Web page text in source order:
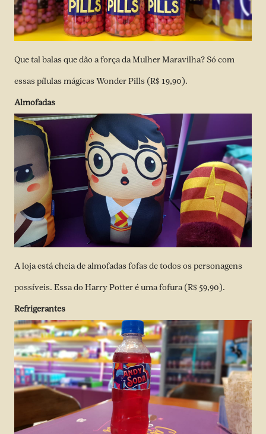
Que tal balas que dão a força da Mulher Maravilha? Só com
essas pílulas mágicas Wonder Pills (R$ 19,90).
Almofadas
A loja está cheia de almofadas fofas de todos os personagens
possíveis. Essa do Harry Potter é uma fofura (R$ 59,90).
Refrigerantes